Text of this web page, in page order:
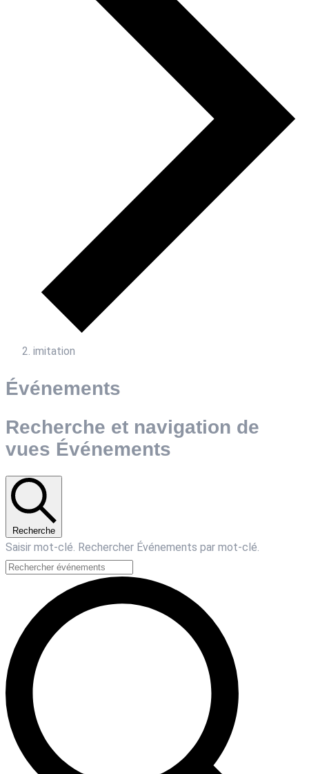
imitation
Événements
Recherche et navigation de
vues Événements
Recherche
Saisir mot-clé. Rechercher Événements par mot-clé.